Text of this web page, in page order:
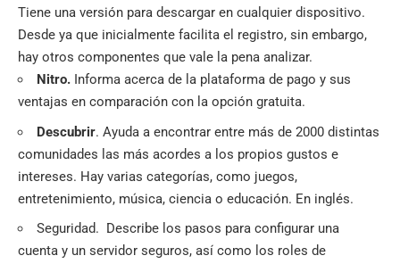
Tiene una versión para descargar en cualquier dispositivo.
Desde ya que inicialmente facilita el registro, sin embargo,
hay otros componentes que vale la pena analizar.
Nitro. Informa acerca de la plataforma de pago y sus
ventajas en comparación con la opción gratuita.
Descubrir. Ayuda a encontrar entre más de 2000 distintas
comunidades las más acordes a los propios gustos e
intereses. Hay varias categorías, como juegos,
entretenimiento, música, ciencia o educación. En inglés.
Seguridad. Describe los pasos para configurar una
cuenta y un servidor seguros, así como los roles de